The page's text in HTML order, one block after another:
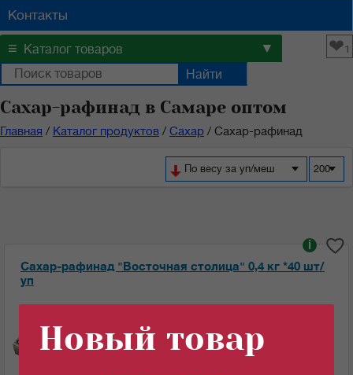
Контакты
≡ Каталог товаров ▼ ❤1
Сахар-рафинад в Самаре оптом
Главная / Каталог продуктов / Сахар / Сахар-рафинад
200
По весу за уп/меш
Сахар-рафинад "Восточная столица" 0,4 кг *40 шт/
уп
i
47.32 c 46.56 c
за 1 шт если кол-во кратно: 10 шт
Новый товар